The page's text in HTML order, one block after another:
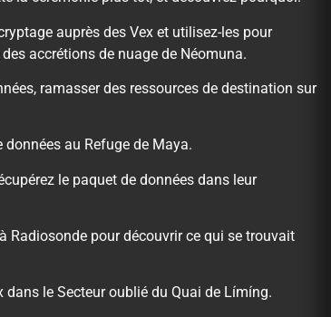
auprès des Vex et utilisez-les pour
accrétions de nuage de Néomuna.
ramasser des ressources de destination sur
données au Refuge de Maya.
le paquet de données dans leur
Radiosonde pour découvrir ce qui se trouvait
dans le Secteur oublié du Quai de Límíng.